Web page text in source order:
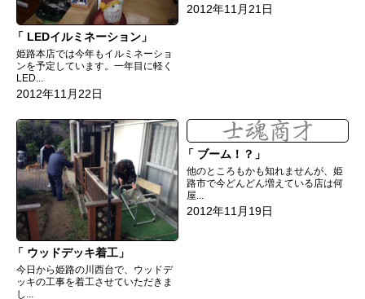
LEDイルミネーション
姫路本店では今年もイルミネーショ
ンを予定しています。一年目に軽く
LED...
2012年11月22日
2012年11月21日
ウッドデッキ着工
今日から姫路の川西台で、ウッドデ
ッキの工事を着工させていただきま
し...
ブーム！？
他のところもかも知れませんが、姫
路市で今どんどん増えている店は何
屋...
2012年11月19日